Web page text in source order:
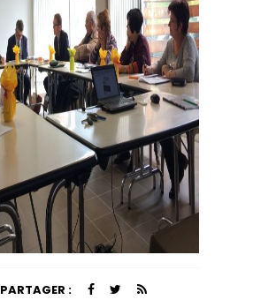
PARTAGER :